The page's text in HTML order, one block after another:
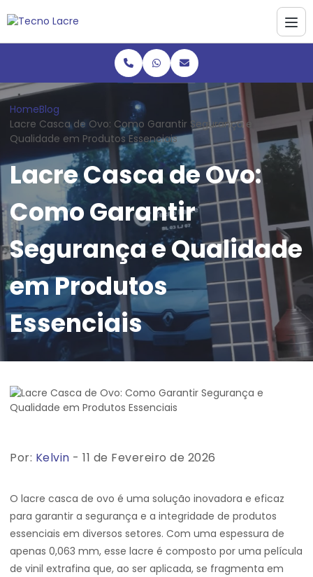
HomeBlog
Lacre Casca de Ovo: Como Garantir Segurança e
Qualidade em Produtos Essenciais
Lacre Casca de Ovo:
Como Garantir
Segurança e Qualidade
em Produtos
Essenciais
Por: Kelvin - 11 de Fevereiro de 2026
O lacre casca de ovo é uma solução inovadora e eficaz
para garantir a segurança e a integridade de produtos
essenciais em diversos setores. Com uma espessura de
apenas 0,063 mm, esse lacre é composto por uma película
de vinil extrafina que, ao ser aplicada, se fragmenta em